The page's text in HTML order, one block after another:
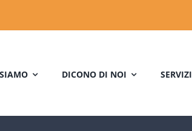
DICONO DI NOI SERVIZI